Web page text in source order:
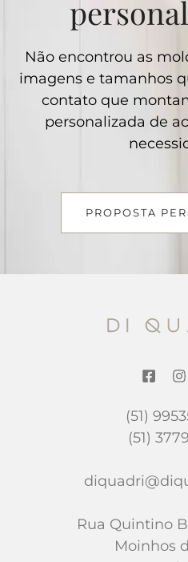
Não encontrou as
imagens e tamanhos
contato que
personalizada de
PROPOSTA
(51)
(51)
Rua Quintino
Moinhos